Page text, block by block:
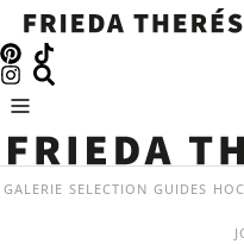
GALERIE SELECTION GUIDES